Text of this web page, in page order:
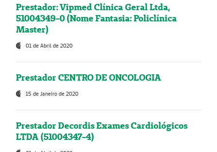
Prestador: Vipmed Clínica Geral Ltda,
51004349-0 (Nome Fantasia: Policlínica
Master)
01 de Abril de 2020
Prestador CENTRO DE ONCOLOGIA
15 de Janeiro de 2020
Prestador Decordis Exames Cardiológicos
LTDA (51004347-4)